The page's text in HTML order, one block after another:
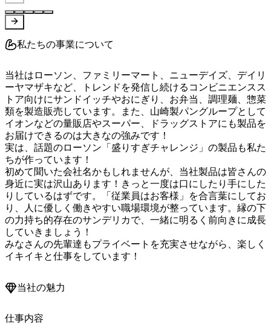
私たちの事業について
当社はローソン、ファミリーマート、ニューデイズ、デイリ
ーヤマザキなど、トレンドを発信し続けるコンビニエンスス
トア向けにサンドイッチやおにぎり、お弁当、調理麺、惣菜
類を製造販売しています。また、山崎製パングループとして
イオンなどの量販店やスーパー、ドラッグストアにも製品を
お届けできるのは大きなの強みです！
実は、話題のローソン「盛りすぎチャレンジ」の製品も私た
ちが作っています！
初めて聞いた会社名かもしれませんが、当社製品は皆さんの
身近に実は沢山あります！きっと一度は口にしたり手にした
りしているはずです。「従業員はお客様」を合言葉にしてお
り、人に優しく働きやすい職場環境が整っています。縁の下
の力持ち的存在のサンデリカで、一緒に明るく前向きに成長
していきましょう！
みなさんの先輩達もプライベートを充実させながら、楽しく
イキイキと仕事をしています！
当社の魅力
仕事内容